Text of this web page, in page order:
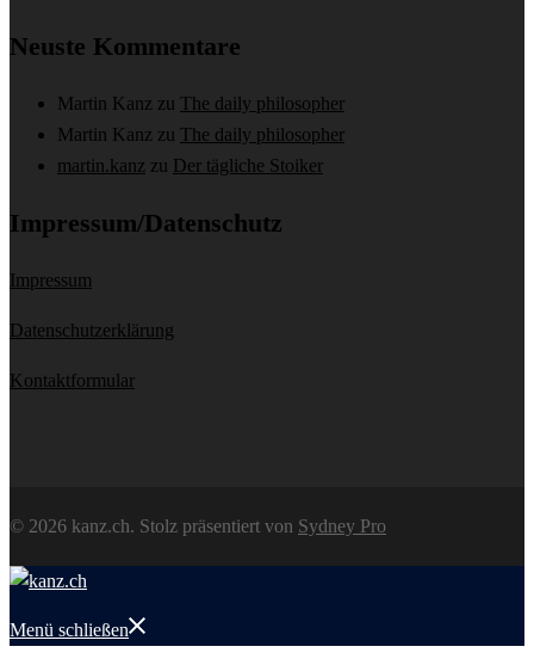
Neuste Kommentare
Martin Kanz zu The daily philosopher
Martin Kanz zu The daily philosopher
martin.kanz zu Der tägliche Stoiker
Impressum/Datenschutz
Impressum
Datenschutzerklärung
Kontaktformular
© 2026 kanz.ch. Stolz präsentiert von Sydney Pro
Menü schließen